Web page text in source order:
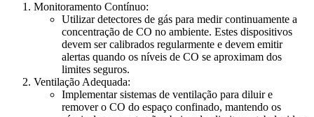
Monitoramento Contínuo:
Utilizar detectores de gás para medir continuamente a
concentração de CO no ambiente. Estes dispositivos
devem ser calibrados regularmente e devem emitir
alertas quando os níveis de CO se aproximam dos
limites seguros.
Ventilação Adequada:
Implementar sistemas de ventilação para diluir e
remover o CO do espaço confinado, mantendo os